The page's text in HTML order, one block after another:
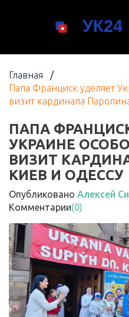
Главная /
Папа Франциск уделяет
визит кардинала
ПАПА
УКРАИНЕ
ВИЗИТ
КИЕВ И ОДЕССУ
Опубликовано Алексей
Комментарии(0)